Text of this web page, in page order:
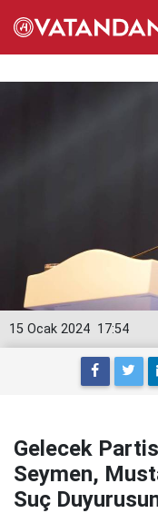
17:54
15 Ocak 2024
Gelecek
Seymen,
Suç